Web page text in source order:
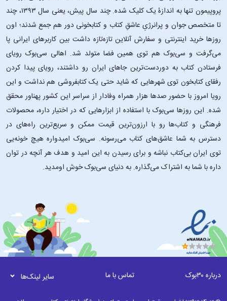
پروپیمون تنها به اندازۀ یک کلیک شده. چند سال پیش، یعنی سال ۱۳۹۳، چند
تا متخصص جوان و پرانرژیِ عاشقِ کتاب و کتابخونی دور هم جمع شدند؛ اون‌
روزها خرید اینترنتی و سفارش آنلاین تازه‌تازه داشت بین کاربرهای ایرانی پا
می‌گرفت و سی‌بوک هم توی همین فضا متولد شد. اهالی سی‌بوک رویای
فرستادن کتاب به دوردست‌ترین جاهای ایران رو داشتند، رویای پیدا کردن
رفقای کتابخون توی شهرهایی که شاید حتی یک کتابفروشی هم نداشت و این
رویا امروز با حضور صدها هزار همراه وفادار از سراسر این کشور پهناور محقق
شده. این ‌روزها سی‌بوک با استفاده از ابزارهایی که در اختیار داره، محصولات
فرهنگی و کتاب‌ها رو با ارزون‌ترین قیمت ممکن و سریع‌ترین راه‌های در
دسترس به شما عاشق‌های کتاب می‌رسونه. سی‌بوک امیدواره هیچ خونه‌یی
توی ایران بی‌کتاب نباشه و برای رسیدن به این امید و هدف هر آنچه در توان
داره با شما به اشتراک می‌گذاره. به دنیای سی‌بوک خوش اومدید.
درباره ۳۰بوک تماس با ما سایر لینک‌ها